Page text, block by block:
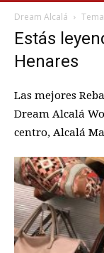
Dream Alcalá
Estás
Henares
Las mejores
Dream Alcalá
centro, Alcalá